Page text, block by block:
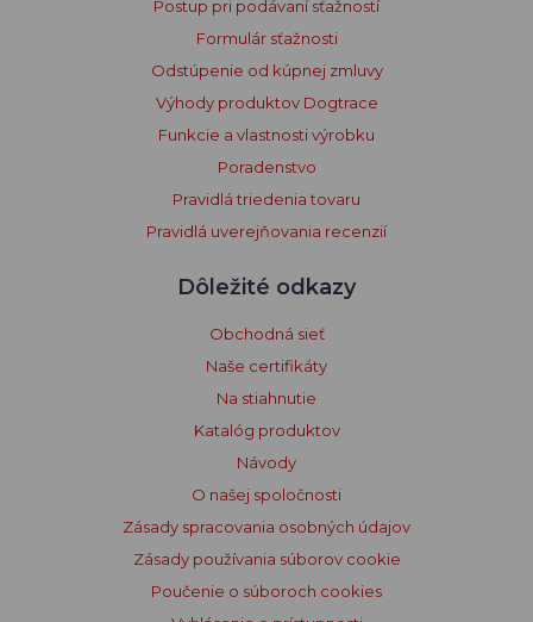
Postup pri podávaní sťažností
Formulár sťažnosti
Odstúpenie od kúpnej zmluvy
Výhody produktov Dogtrace
Funkcie a vlastnosti výrobku
Poradenstvo
Pravidlá triedenia tovaru
Pravidlá uverejňovania recenzií
Dôležité odkazy
Obchodná sieť
Naše certifikáty
Na stiahnutie
Katalóg produktov
Návody
O našej spoločnosti
Zásady spracovania osobných údajov
Zásady používania súborov cookie
Poučenie o súboroch cookies